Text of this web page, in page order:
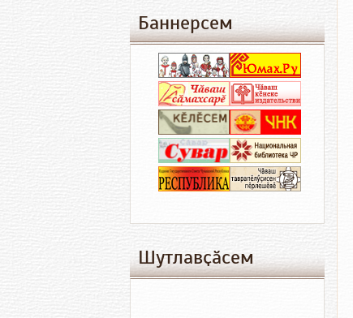
Баннерсем
Шутлавҫӑсем